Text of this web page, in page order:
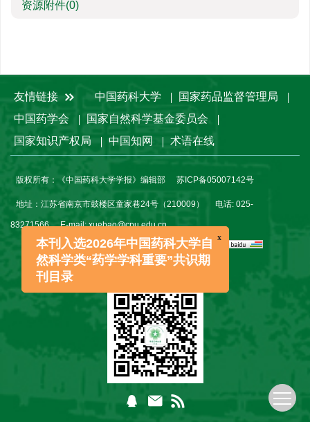
资源附件(0)
友情链接 中国药科大学
国家药品监督管理局
中国药学会
国家自然科学基金委员会
国家知识产权局
中国知网 术语在线
版权所有：《中国药科大学学报》编辑部 苏ICP备05007142号
地址：江苏省南京市鼓楼区童家巷24号（210009） 电话: 025-
83271566 E-mail:xuebao@cpu.edu.cn
本系统由北京仁和汇智信息技术有限公司开发
访问量： 2196626
x
本刊入选2026年中国药科大学自
然科学类“药学学科重要”共识期
刊目录